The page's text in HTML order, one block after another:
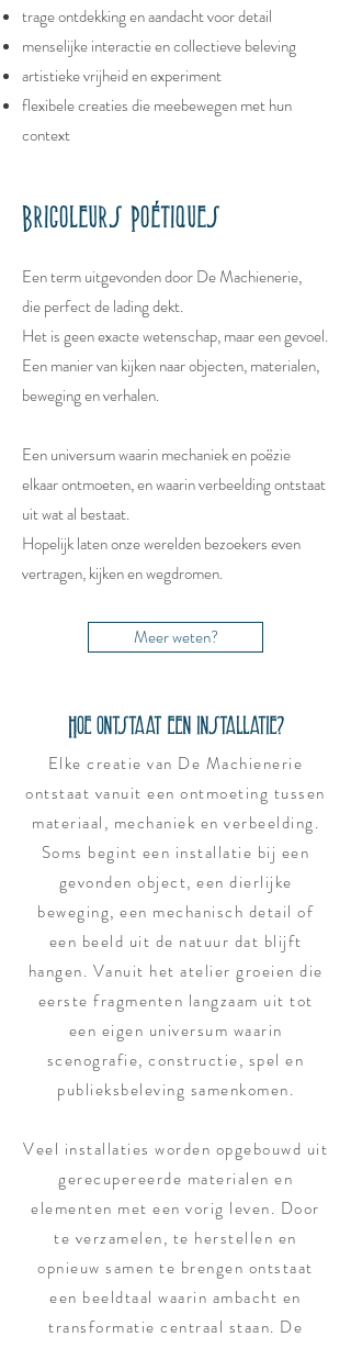
trage ontdekking en aandacht voor detail
menselijke interactie en collectieve beleving
artistieke vrijheid en experiment
flexibele creaties die meebewegen met hun
context
Bricoleurs Poétiques
Een term uitgevonden door De Machienerie,
die perfect de lading dekt.
Het is geen exacte wetenschap, maar een gevoel.
Een manier van kijken naar objecten, materialen,
beweging en verhalen.
Een universum waarin mechaniek en poëzie
elkaar ontmoeten, en waarin verbeelding ontstaat
uit wat al bestaat.
Hopelijk laten onze werelden bezoekers even
vertragen, kijken en wegdromen.
Meer weten?
Hoe ontstaat een installatie?
Elke creatie van De Machienerie
ontstaat vanuit een ontmoeting tussen
materiaal, mechaniek en verbeelding.
Soms begint een installatie bij een
gevonden object, een dierlijke
beweging, een mechanisch detail of
een beeld uit de natuur dat blijft
hangen. Vanuit het atelier groeien die
eerste fragmenten langzaam uit tot
een eigen universum waarin
scenografie, constructie, spel en
publieksbeleving samenkomen.
Veel installaties worden opgebouwd uit
gerecupereerde materialen en
elementen met een vorig leven. Door
te verzamelen, te herstellen en
opnieuw samen te brengen ontstaat
een beeldtaal waarin ambacht en
transformatie centraal staan. De